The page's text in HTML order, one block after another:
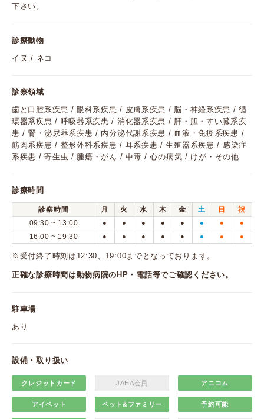
下さい。
診療動物
イヌ / ネコ
診察領域
歯と口腔系疾患 / 眼科系疾患 / 皮膚系疾患 / 脳・神経系疾患 / 循
環器系疾患 / 呼吸器系疾患 / 消化器系疾患 / 肝・胆・すい臓系疾
患 / 腎・泌尿器系疾患 / 内分泌代謝系疾患 / 血液・免疫系疾患 /
筋肉系疾患 / 整形外科系疾患 / 耳系疾患 / 生殖器系疾患 / 感染症
系疾患 / 寄生虫 / 腫瘍・がん / 中毒 / 心の病気 / けが・その他
診療時間
診察時間 月 火 水 木 金 土 日
祝
09:30 ~ 13:00
● ● ● ● ● ● ● ●
16:00 ~ 19:30 ● ● ● ● ● ● ● ●
※受付終了時刻は12:30、19:00までとなっております。
正確な診療時間は動物病院のHP・電話等でご確認ください。
駐車場
あり
設備・取り扱い
クレジットカード JAHA会員 アニコム
アイペット ペット&ファミリー 予約可能